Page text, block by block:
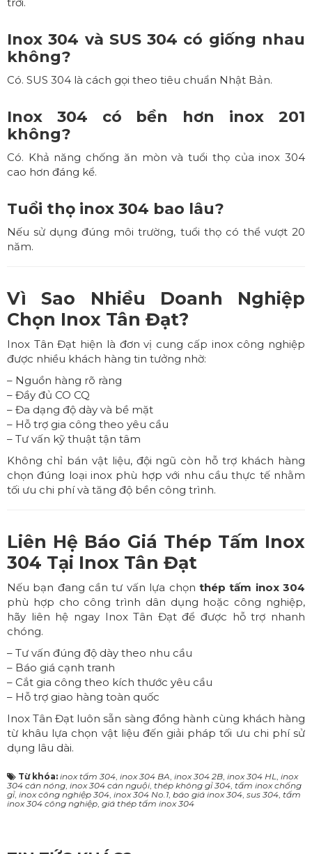
Inox 304 và SUS 304 có giống nhau
không?
Có. SUS 304 là cách gọi theo tiêu chuẩn Nhật Bản.
Inox 304 có bền hơn inox 201
không?
Có. Khả năng chống ăn mòn và tuổi thọ của inox 304
cao hơn đáng kể.
Tuổi thọ inox 304 bao lâu?
Nếu sử dụng đúng môi trường, tuổi thọ có thể vượt 20
năm.
Vì Sao Nhiều Doanh Nghiệp
Chọn Inox Tân Đạt?
Inox Tân Đạt hiện là đơn vị cung cấp inox công nghiệp
được nhiều khách hàng tin tưởng nhờ:
– Nguồn hàng rõ ràng
– Đầy đủ CO CQ
– Đa dạng độ dày và bề mặt
– Hỗ trợ gia công theo yêu cầu
– Tư vấn kỹ thuật tận tâm
Không chỉ bán vật liệu, đội ngũ còn hỗ trợ khách hàng
chọn đúng loại inox phù hợp với nhu cầu thực tế nhằm
tối ưu chi phí và tăng độ bền công trình.
Liên Hệ Báo Giá Thép Tấm Inox
304 Tại Inox Tân Đạt
Nếu bạn đang cần tư vấn lựa chọn thép tấm inox 304
phù hợp cho công trình dân dụng hoặc công nghiệp,
hãy liên hệ ngay Inox Tân Đạt để được hỗ trợ nhanh
chóng.
– Tư vấn đúng độ dày theo nhu cầu
– Báo giá cạnh tranh
– Cắt gia công theo kích thước yêu cầu
– Hỗ trợ giao hàng toàn quốc
Inox Tân Đạt luôn sẵn sàng đồng hành cùng khách hàng
từ khâu lựa chọn vật liệu đến giải pháp tối ưu chi phí sử
dụng lâu dài.
Từ khóa: inox tấm 304 inox 304 BA inox 304 2B inox 304 HL inox
304 cán nóng inox 304 cán nguội thép không gỉ 304 tấm inox chống
gỉ, inox công nghiệp 304 inox 304 No.1 báo giá inox 304 sus 304 tấm
inox 304 công nghiệp giá thép tấm inox 304